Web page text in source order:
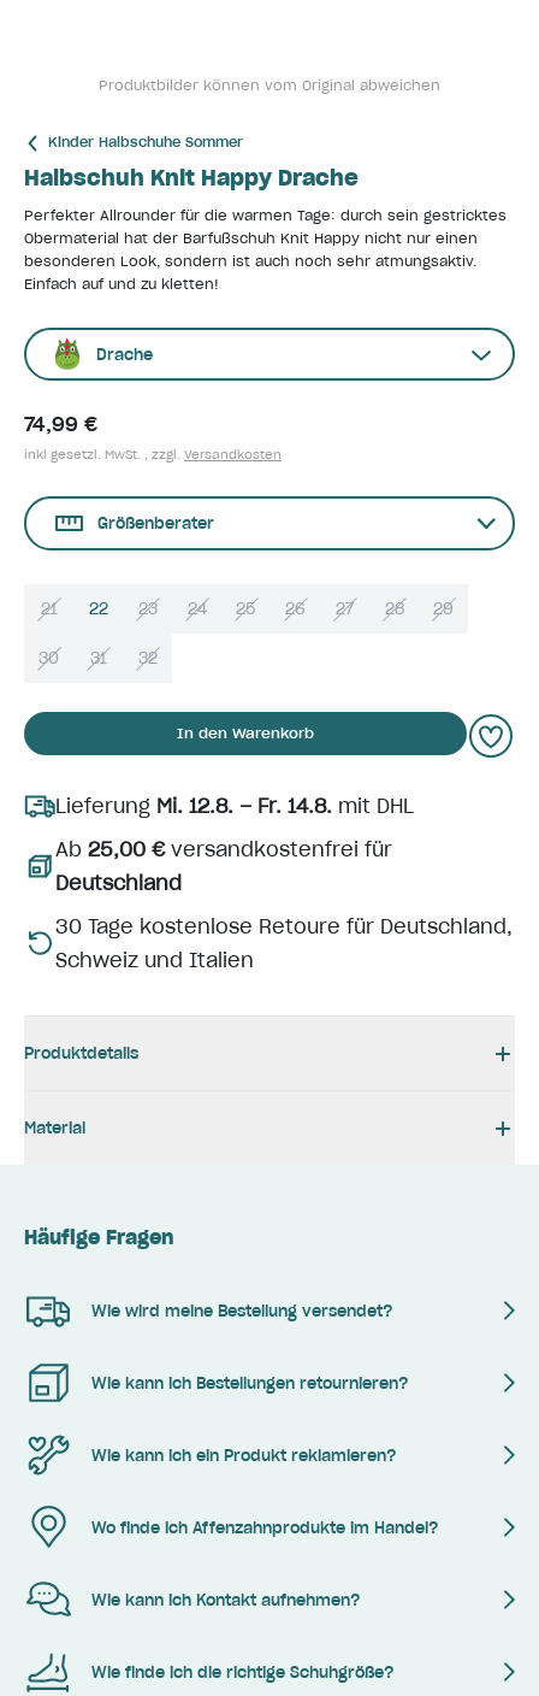
Produktbilder können vom Original abweichen
Kinder Halbschuhe Sommer
Halbschuh Knit Happy Drache
Perfekter Allrounder für die warmen Tage: durch sein gestricktes
Obermaterial hat der Barfußschuh Knit Happy nicht nur einen
besonderen Look, sondern ist auch noch sehr atmungsaktiv.
Einfach auf und zu kletten!
Drache
74,99 €
inkl gesetzl. MwSt. , zzgl. Versandkosten
Größenberater
21 22 23 24 25 26 27 28 29
30 31 32
In den Warenkorb
Lieferung Mi. 12.8. – Fr. 14.8. mit DHL
Ab 25,00 €versandkostenfrei für
Deutschland
30 Tage kostenlose Retoure für Deutschland,
Schweiz und Italien
Produktdetails
Material
Häufige Fragen
Wie wird meine Bestellung versendet?
Wie kann ich Bestellungen retournieren?
Wie kann ich ein Produkt reklamieren?
Wo finde ich Affenzahnprodukte im Handel?
Wie kann ich Kontakt aufnehmen?
Wie finde ich die richtige Schuhgröße?